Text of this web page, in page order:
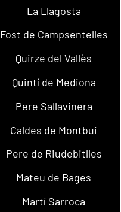
La Llagosta
Fost de Campsentelles
Quirze del Vallès
Quintí de Mediona
Pere Sallavinera
Caldes de Montbui
Pere de Riudebitlles
Mateu de Bages
Martí Sarroca